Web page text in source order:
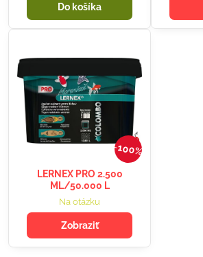
Do košíka
100%
LERNEX PRO 2.500
ML/50.000 L
Na otázku
Zobraziť